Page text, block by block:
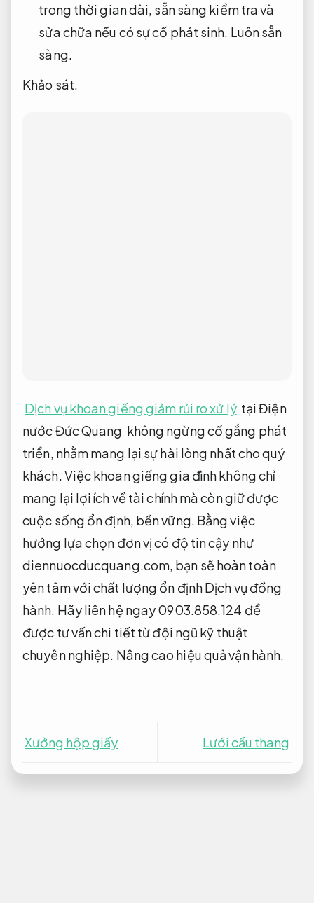
trong thời gian dài, sẵn sàng kiểm tra và
sửa chữa nếu có sự cố phát sinh. Luôn sẵn
sàng.
Khảo sát.
Dịch vụ khoan giếng giảm rủi ro xử lý tại Điện
nước Đức Quang không ngừng cố gắng phát
triển, nhằm mang lại sự hài lòng nhất cho quý
khách. Việc khoan giếng gia đình không chỉ
mang lại lợi ích về tài chính mà còn giữ được
cuộc sống ổn định, bền vững. Bằng việc
hướng lựa chọn đơn vị có độ tin cậy như
diennuocducquang.com, bạn sẽ hoàn toàn
yên tâm với chất lượng ổn định Dịch vụ đồng
hành. Hãy liên hệ ngay0903.858.124 để
được tư vấn chi tiết từ đội ngũ kỹ thuật
chuyên nghiệp. Nâng cao hiệu quả vận hành.
Xưởng hộp giấy Lưới cầu thang